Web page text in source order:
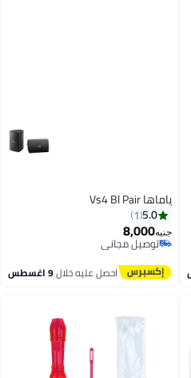
ياماها Vs4 Bl Pair
5.0
1
جنيه8,000
توصيل مجاني
توصيل مجاني
احصل عليه خلال9 اغسطس